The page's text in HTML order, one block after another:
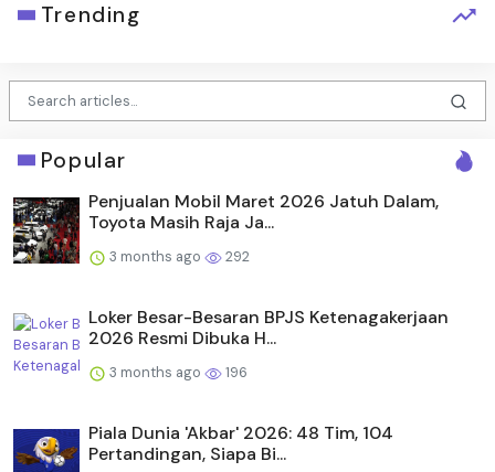
Trending
Popular
Penjualan Mobil Maret 2026 Jatuh Dalam,
Toyota Masih Raja Ja...
3 months ago 292
Loker Besar-Besaran BPJS Ketenagakerjaan
2026 Resmi Dibuka H...
3 months ago 196
Piala Dunia 'Akbar' 2026: 48 Tim, 104
Pertandingan, Siapa Bi...